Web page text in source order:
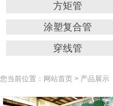
方矩管
涂塑复合管
穿线管
您当前位置：网站首页 > 产品展示